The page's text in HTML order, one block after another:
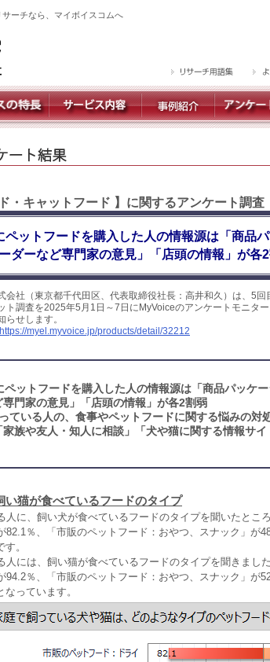
ーチなら、マイボイスコムへ
・キャットフード 】に関するアンケート調査
ペットフードを購入した人の情報源は「商品
ダーなど専門家の意見」「店頭の情報」が各
会社（東京都千代田区、代表取締役社長：高井和久）は、5
ト調査を2025年5月1日～7日にMyVoiceのアンケートモニタ
らせします。
https://myel.myvoice.jp/products/detail/32212
ペットフードを購入した人の情報源は「商品パッケ
専門家の意見」「店頭の情報」が各2割弱
ている人の、食事やペットフードに関する悩みの対
族や友人・知人に相談」「犬や猫に関する情報サ
い猫が食べているフードのタイプ
人に、飼い犬が食べているフードのタイプを聞いたとこ
82.1％、「市販のペットフード：おやつ、スナック」が
。
人には、飼い猫が食べているフードのタイプを聞きまし
94.2％、「市販のペットフード：おやつ、スナック」が
なっています。